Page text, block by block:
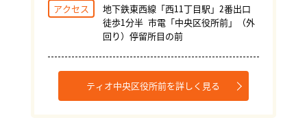
アクセス
地下鉄東西線「西11丁目駅」2番出口
徒歩1分半 市電「中央区役所前」（外
回り）停留所目の前
ティオ中央区役所前を詳しく見る